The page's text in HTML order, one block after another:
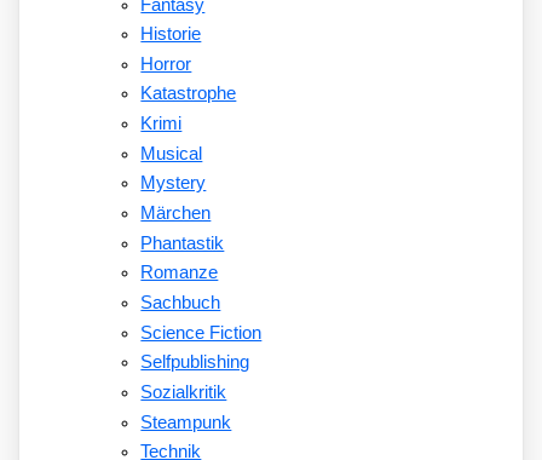
Fantasy
Historie
Horror
Katastrophe
Krimi
Musical
Mystery
Märchen
Phantastik
Romanze
Sachbuch
Science Fiction
Selfpublishing
Sozialkritik
Steampunk
Technik